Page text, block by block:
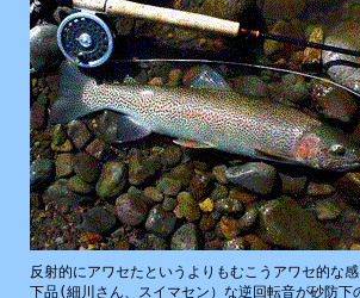
反射的にアワセたというよりもむこうアワセ的な感
下品(細川 さん、スイマセン）な逆回転音が砂防下